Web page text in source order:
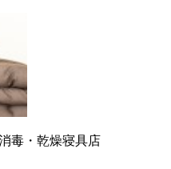
毒・乾燥寝具店